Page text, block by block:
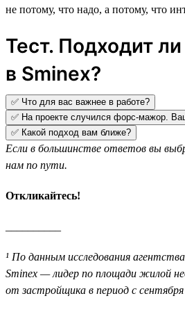
не потому, что надо, а потому, что
Тест. Подходит
в Sminex?
✅ Что для вас важнее в работе?
✅ На проекте случился форс-мажор.
✅ Какой подход вам ближе?
Если в большинстве ответов вы
нам по пути.
Откликайтесь!
¹ По данным исследования
Sminex — лидер по площади жилой
от застройщика в период с